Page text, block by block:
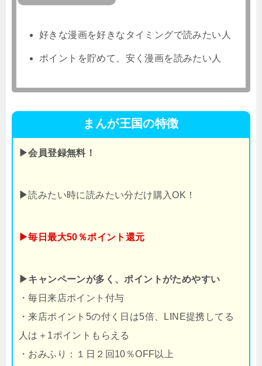
好きな漫画を好きなタイミングで読みたい人
ポイントを貯めて、安く漫画を読みたい人
まんが王国の特徴
▶会員登録無料！
▶読みたい時に読みたい分だけ購入OK！
▶毎日最大50％ポイント還元
▶キャンペーンが多く、ポイントがためやすい
・毎日来店ポイント付与
・来店ポイント5の付く日は5倍、LINE提携してる
人は＋1ポイントもらえる
・おみふり：１日２回10％OFF以上